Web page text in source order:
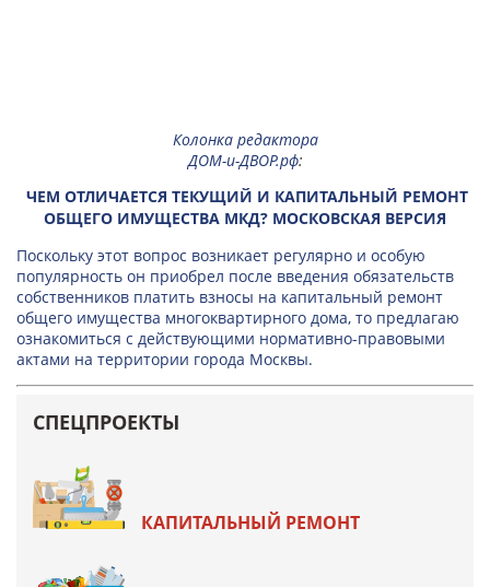
Колонка редактора
ДОМ-и-ДВОР.рф:
ЧЕМ ОТЛИЧАЕТСЯ ТЕКУЩИЙ И КАПИТАЛЬНЫЙ РЕМОНТ
ОБЩЕГО ИМУЩЕСТВА МКД? МОСКОВСКАЯ ВЕРСИЯ
Поскольку этот вопрос возникает регулярно и особую
популярность он приобрел после введения обязательств
собственников платить взносы на капитальный ремонт
общего имущества многоквартирного дома, то предлагаю
ознакомиться с действующими нормативно-правовыми
актами на территории города Москвы.
СПЕЦПРОЕКТЫ
КАПИТАЛЬНЫЙ РЕМОНТ